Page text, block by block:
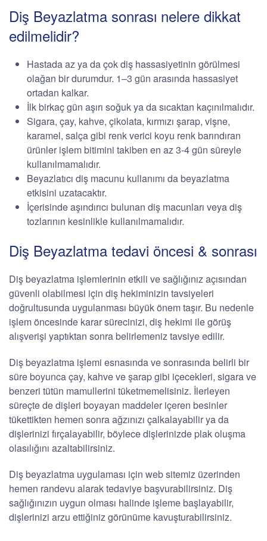
Diş Beyazlatma sonrası nelere dikkat
edilmelidir?
Hastada az ya da çok diş hassasiyetinin görülmesi
olağan bir durumdur. 1–3 gün arasında hassasiyet
ortadan kalkar.
İlk birkaç gün aşırı soğuk ya da sıcaktan kaçınılmalıdır.
Sigara, çay, kahve, çikolata, kırmızı şarap, vişne,
karamel, salça gibi renk verici koyu renk barındıran
ürünler işlem bitimini takiben en az 3-4 gün süreyle
kullanılmamalıdır.
Beyazlatıcı diş macunu kullanımı da beyazlatma
etkisini uzatacaktır.
İçerisinde aşındırıcı bulunan diş macunları veya diş
tozlarının kesinlikle kullanılmamalıdır.
Diş Beyazlatma tedavi öncesi & sonrası
Diş beyazlatma işlemlerinin etkili ve sağlığınız açısından
güvenli olabilmesi için diş hekiminizin tavsiyeleri
doğrultusunda uygulanması büyük önem taşır. Bu nedenle
işlem öncesinde karar sürecinizi, diş hekimi ile görüş
alışverişi yaptıktan sonra belirlemeniz tavsiye edilir.
Diş beyazlatma işlemi esnasında ve sonrasında belirli bir
süre boyunca çay, kahve ve şarap gibi içecekleri, sigara ve
benzeri tütün mamullerini tüketmemelisiniz. İlerleyen
süreçte de dişleri boyayan maddeler içeren besinler
tükettikten hemen sonra ağzınızı çalkalayabilir ya da
dişlerinizi fırçalayabilir, böylece dişlerinizde plak oluşma
olasılığını azaltabilirsiniz.
Diş beyazlatma uygulaması için web sitemiz üzerinden
hemen randevu alarak tedaviye başvurabilirsiniz. Diş
sağlığınızın uygun olması halinde işleme başlayabilir,
dişlerinizi arzu ettiğiniz görünüme kavuşturabilirsiniz.